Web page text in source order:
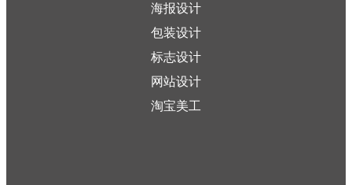
海报设计
包装设计
标志设计
网站设计
淘宝美工